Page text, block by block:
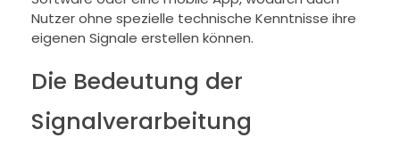
Nutzer ohne spezielle technische Kenntnisse ihre
eigenen Signale erstellen können.
Die Bedeutung der
Signalverarbeitung